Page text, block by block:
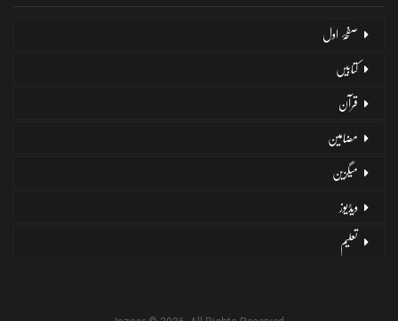
صفحۂ اول
کتابیں
قرآن
مضامین
میگزین
ویڈیوز
تعلیم